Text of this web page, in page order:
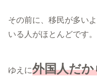
その前に、移民が多い
いる人がほとんどです。
ゆえに外国人だ